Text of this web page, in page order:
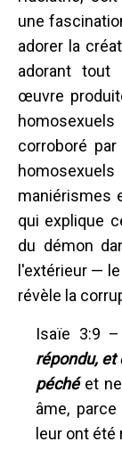
une
adorer la
adorant tout
œuvre
corroboré
maniérismes
qui explique
du démon
l'extérieur —
révèle la
Isaïe 3:9
répondu, et
péchéet ne
âme,
leur ont été